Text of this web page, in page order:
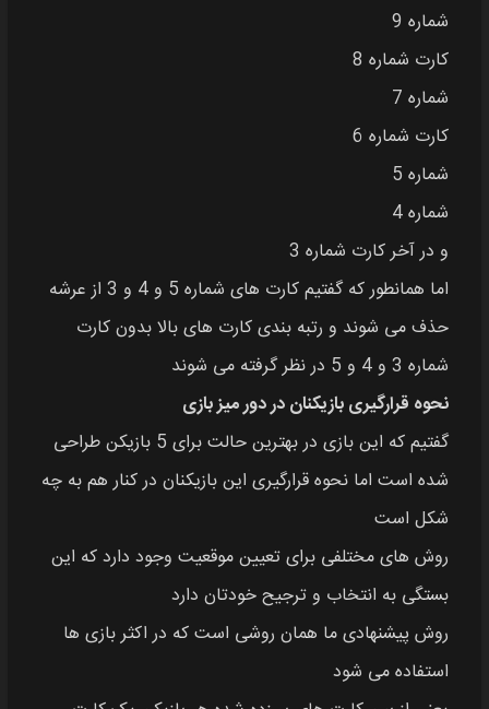
شماره 9
کارت شماره 8
شماره 7
کارت شماره 6
شماره 5
شماره 4
و در آخر کارت شماره 3
اما همانطور که گفتیم کارت های شماره 5 و 4 و 3 از عرشه
حذف می شوند و رتبه بندی کارت های بالا بدون کارت
شماره 3 و 4 و 5 در نظر گرفته می شوند
نحوه قرارگیری بازیکنان در دور میز بازی
گفتیم که این بازی در بهترین حالت برای 5 بازیکن طراحی
شده است اما نحوه قرارگیری این بازیکنان در کنار هم به چه
شکل است
روش های مختلفی برای تعیین موقعیت وجود دارد که این
بستگی به انتخاب و ترجیح خودتان دارد
روش پیشنهادی ما همان روشی است که در اکثر بازی ها
استفاده می شود